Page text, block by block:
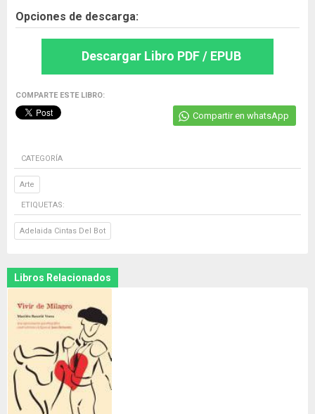
Opciones de descarga:
Descargar Libro PDF / EPUB
COMPARTE ESTE LIBRO:
Compartir en whatsApp
CATEGORÍA
Arte
ETIQUETAS:
Adelaida Cintas Del Bot
Libros Relacionados